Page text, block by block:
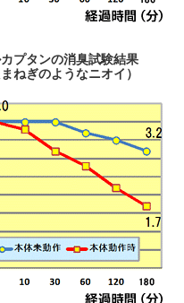
プタンの消臭試験結果
まねぎのようなニオイ）